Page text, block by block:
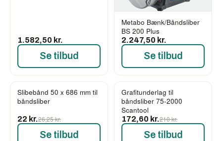
1.582,50 kr.
Se tilbud
Metabo Bænk/Båndsliber
BS 200 Plus
2.247,50 kr.
Se tilbud
-16%
Slibebånd 50 x 686 mm til
båndsliber
22 kr.26,25 kr.
Se tilbud
-18%
Grafitunderlag til
båndsliber 75-2000
Scantool
172,60 kr.210 kr.
Se tilbud